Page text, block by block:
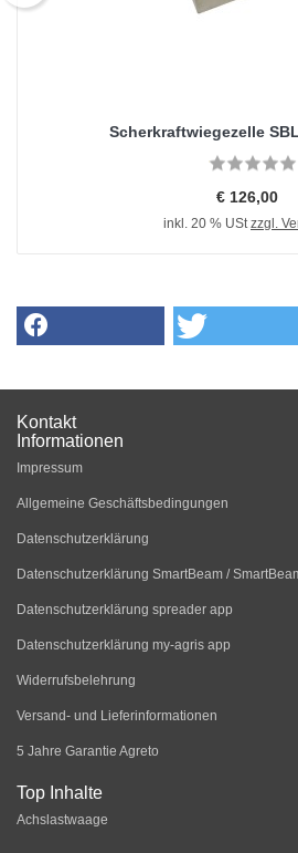
Scherkraftwiegezelle
€ 126,00
inkl. 20 % UStzzgl.
Kontakt
Informationen
Impressum
Allgemeine Geschäftsbedingungen
Datenschutzerklärung
Datenschutzerklärung SmartBeam /
Datenschutzerklärung spreader app
Datenschutzerklärung my-agris app
Widerrufsbelehrung
Versand- und Lieferinformationen
5 Jahre Garantie Agreto
Top Inhalte
Achslastwaage